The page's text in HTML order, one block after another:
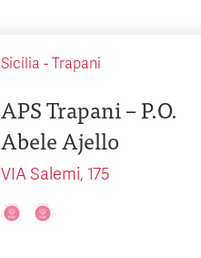
Sicilia - Trapani
APS Trapani – P.O.
Abele Ajello
VIA Salemi, 175